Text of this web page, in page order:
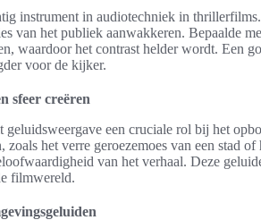
instrument in audiotechniek in
van het publiek aanwakkeren. Bepaalde
waardoor het contrast helder wordt. Een
voor de kijker.
sfeer creëren
een cruciale rol bij het
zoals het verre geroezemoes van een stad
van het verhaal. Deze
filmwereld.